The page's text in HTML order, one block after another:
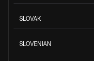
SLOVAK
SLOVENIAN